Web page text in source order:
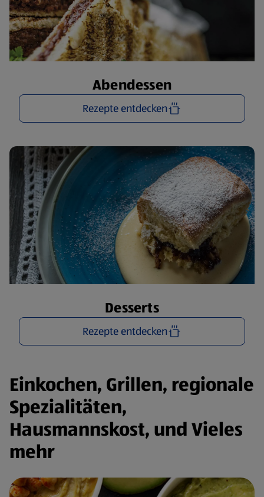
Abendessen
Rezepte entdecken
Desserts
Rezepte entdecken
Einkochen, Grillen, regionale
Spezialitäten,
Hausmannskost, und Vieles
mehr